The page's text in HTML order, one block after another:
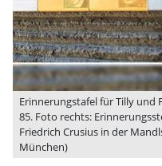
Erinnerungstafel für Tilly und
85. Foto rechts:
Friedrich Crusius in der
München)